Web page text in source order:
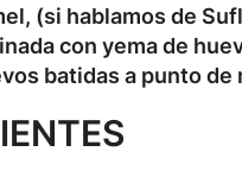
(si hablamos de
con yema de
batidas a punto